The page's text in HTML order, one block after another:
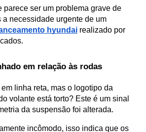
parece ser um problema grave de
hyundai realizado por
em relação às rodas
linha reta, mas o logotipo da
volante está torto? Este é um sinal
da suspensão foi alterada.
incômodo, isso indica que os